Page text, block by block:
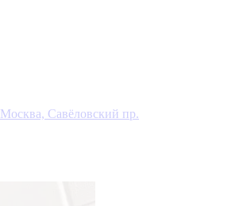
Москва, Савёловский пр.